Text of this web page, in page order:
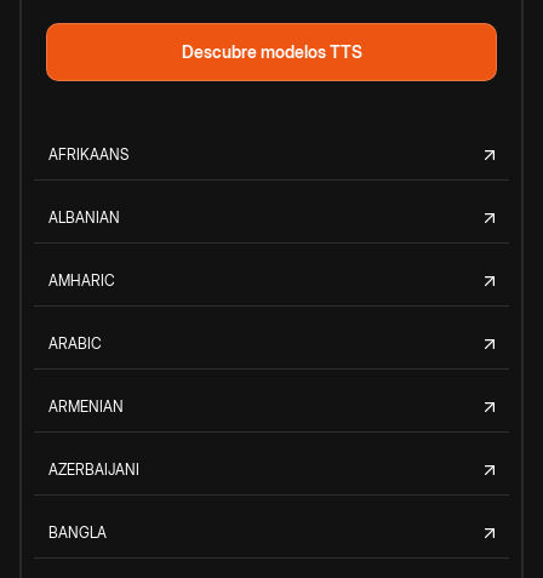
Descubre modelos TTS
AFRIKAANS
ALBANIAN
AMHARIC
ARABIC
ARMENIAN
AZERBAIJANI
BANGLA